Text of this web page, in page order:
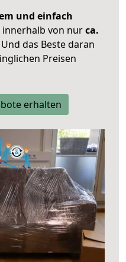
und einfach
innerhalb von nurca.
das Beste daran
Preisen
erhalten